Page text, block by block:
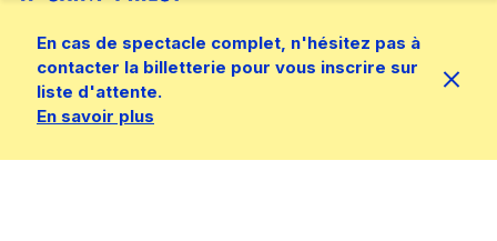
En cas de spectacle complet, n'hésitez pas à
contacter la billetterie pour vous inscrire sur
liste d'attente.
En savoir plus